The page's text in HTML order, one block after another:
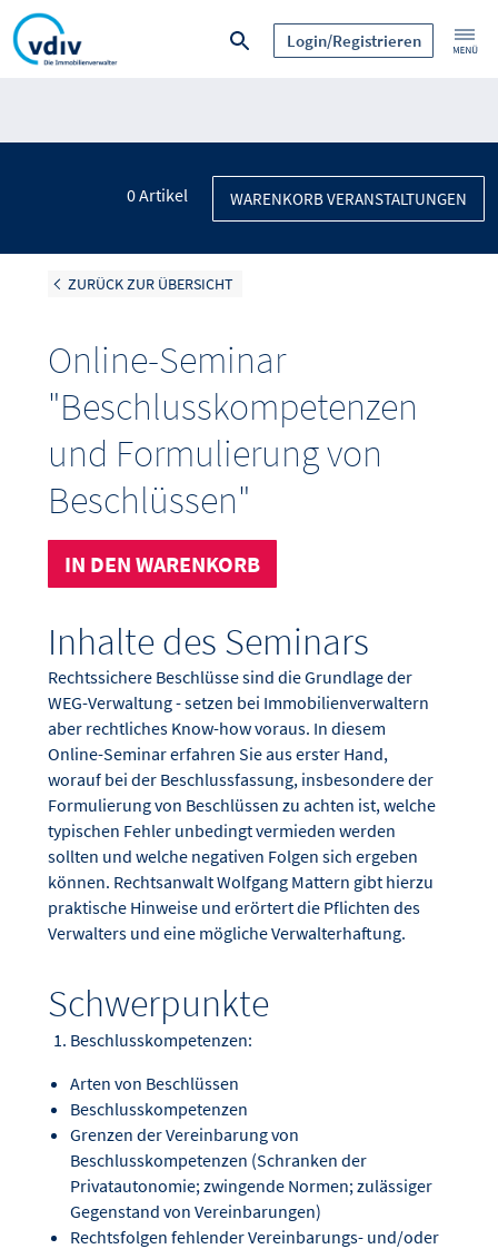
Login/Registrieren
0Artikel WARENKORB VERANSTALTUNGEN
ZURÜCK ZUR ÜBERSICHT
Online-Seminar
"Beschlusskompetenzen
und Formulierung von
Beschlüssen"
IN DEN WARENKORB
Inhalte des Seminars
Rechtssichere Beschlüsse sind die Grundlage der
WEG-Verwaltung - setzen bei Immobilienverwaltern
aber rechtliches Know-how voraus. In diesem
Online-Seminar erfahren Sie aus erster Hand,
worauf bei der Beschlussfassung, insbesondere der
Formulierung von Beschlüssen zu achten ist, welche
typischen Fehler unbedingt vermieden werden
sollten und welche negativen Folgen sich ergeben
können. Rechtsanwalt Wolfgang Mattern gibt hierzu
praktische Hinweise und erörtert die Pflichten des
Verwalters und eine mögliche Verwalterhaftung.
Schwerpunkte
Beschlusskompetenzen:
Arten von Beschlüssen
Beschlusskompetenzen
Grenzen der Vereinbarung von
Beschlusskompetenzen (Schranken der
Privatautonomie; zwingende Normen; zulässiger
Gegenstand von Vereinbarungen)
Rechtsfolgen fehlender Vereinbarungs- und/oder